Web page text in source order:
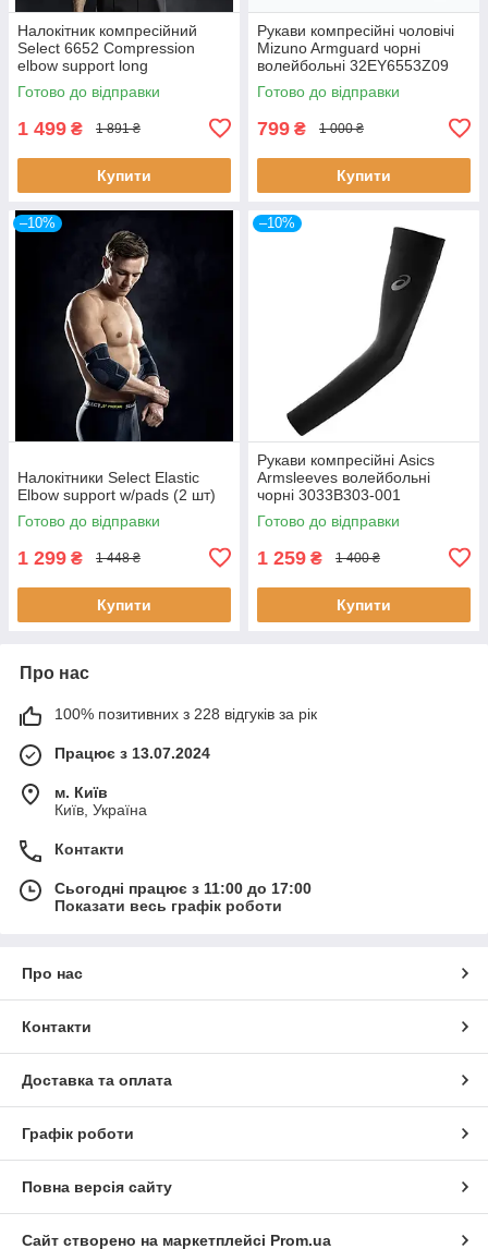
Налокітник компресійний
Select 6652 Compression
elbow support long
Готово до відправки
1 499 ₴ 1 891 ₴
Купити
Рукави компресійні чоловічі
Mizuno Armguard чорні
волейбольні 32EY6553Z09
Готово до відправки
799 ₴ 1 000 ₴
Купити
–10%
Налокітники Select Elastic
Elbow support w/pads (2 шт)
Готово до відправки
1 299 ₴ 1 448 ₴
Купити
–10%
Рукави компресійні Asics
Armsleeves волейбольні
чорні 3033B303-001
Готово до відправки
1 259 ₴ 1 400 ₴
Купити
Про нас
100% позитивних з 228 відгуків за рік
Працює з 13.07.2024
м. Київ
Київ, Україна
Контакти
Сьогодні працює з 11:00 до 17:00
Показати весь графік роботи
Про нас
Контакти
Доставка та оплата
Графік роботи
Повна версія сайту
Сайт створено на маркетплейсі Prom.ua